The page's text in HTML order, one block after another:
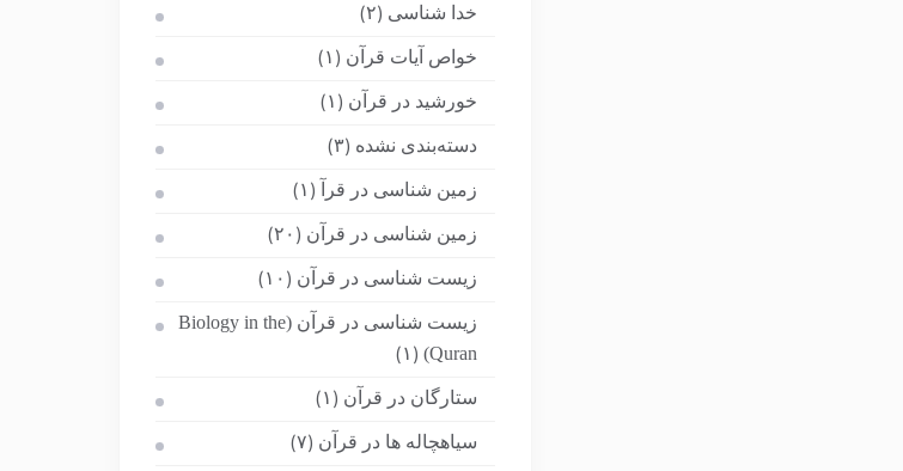
خدا شناسی (۲)
خواص آیات قرآن (۱)
خورشید در قرآن (۱)
دسته‌بندی نشده (۳)
زمین شناسی در قرآ (۱)
زمین شناسی در قرآن (۲۰)
زیست شناسی در قرآن (۱۰)
زیست شناسی در قرآن (Biology in the
Quran)
(۱)
ستارگان در قرآن (۱)
سیاهچاله ها در قرآن (۷)